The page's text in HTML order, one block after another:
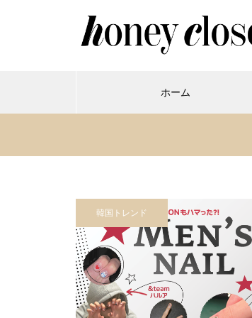
ホーム
韓国トレンド